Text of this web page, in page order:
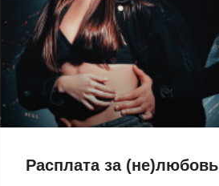
Расплата за (не)любовь